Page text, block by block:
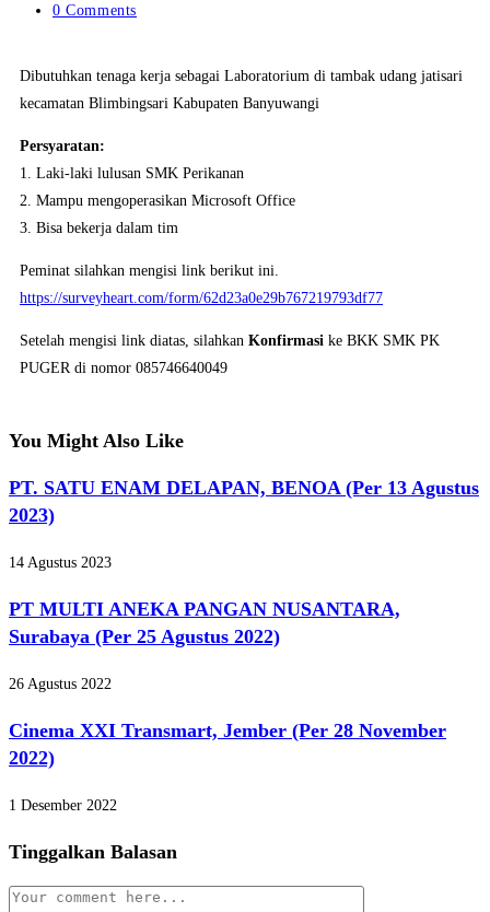
0 Comments
Dibutuhkan tenaga kerja sebagai Laboratorium di tambak udang jatisari
kecamatan Blimbingsari Kabupaten Banyuwangi
Persyaratan:
1. Laki-laki lulusan SMK Perikanan
2. Mampu mengoperasikan Microsoft Office
3. Bisa bekerja dalam tim
Peminat silahkan mengisi link berikut ini.
https://surveyheart.com/form/62d23a0e29b767219793df77
Setelah mengisi link diatas, silahkan Konfirmasi ke BKK SMK PK
PUGER di nomor 085746640049
You Might Also Like
PT. SATU ENAM DELAPAN, BENOA (Per 13 Agustus
2023)
14 Agustus 2023
PT MULTI ANEKA PANGAN NUSANTARA,
Surabaya (Per 25 Agustus 2022)
26 Agustus 2022
Cinema XXI Transmart, Jember (Per 28 November
2022)
1 Desember 2022
Tinggalkan Balasan